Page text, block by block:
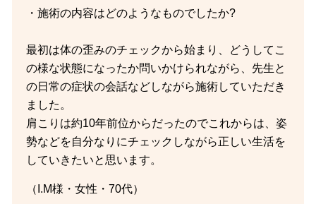
・施術の内容はどのようなものでしたか?
最初は体の歪みのチェックから始まり、どうしてこ
の様な状態になったか問いかけられながら、先生と
の日常の症状の会話などしながら施術していただき
ました。
肩こりは約10年前位からだったのでこれからは、姿
勢などを自分なりにチェックしながら正しい生活を
していきたいと思います。
（I.M様・女性・70代）